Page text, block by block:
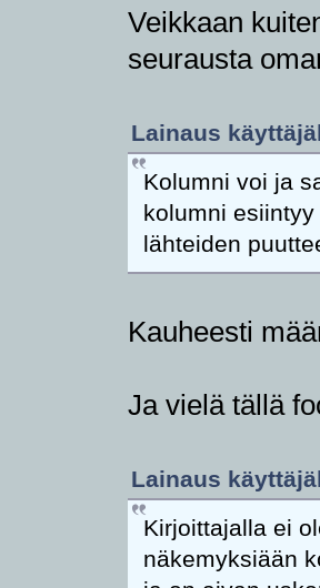
Veikkaan
seurausta
Lainaus
Kolumni voi ja
kolumni
lähteiden
Kauheesti
Ja vielä tällä
Lainaus
Kirjoittajalla ei
näkemyksiään